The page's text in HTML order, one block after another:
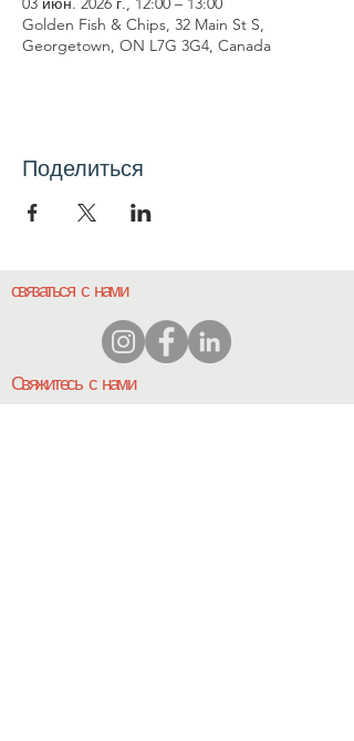
Golden Fish & Chips, 32 Main St S,
Georgetown, ON L7G 3G4, Canada
Поделиться
связаться с нами
Свяжитесь с нами